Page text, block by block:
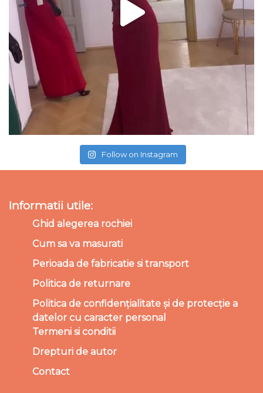
Follow on Instagram
Informatii utile:
Ghid alegerea rochiei
Cum sa va masurati
Perioada de fabricatie si transport
Politica de returnare
Politica de confidențialitate și de protecție a
datelor cu caracter personal
Termeni si conditii
Drepturi de autor
Contact